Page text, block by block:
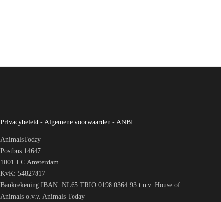
Privacybeleid - Algemene voorwaarden - ANBI
AnimalsToday
Postbus 14647
1001 LC Amsterdam
KvK: 54827817
Bankrekening IBAN: NL65 TRIO 0198 0364 93 t.n.v. House of
Animals o.v.v. Animals Today